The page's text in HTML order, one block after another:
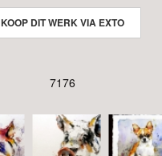
KOOP DIT WERK VIA EXTO
7176